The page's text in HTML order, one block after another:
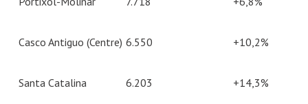
Casco Antiguo (Centre) 6.550 +10,2%
Santa Catalina 6.203 +14,3%